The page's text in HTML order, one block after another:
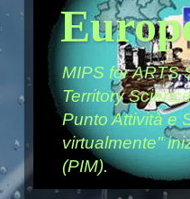
MIPS for ARTS
Territory
Punto Attività e
virtualmente"
(PIM).